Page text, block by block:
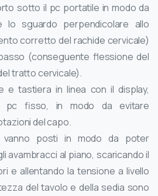
sotto il pc portatile in modo da
lo sguardo perpendicolare allo
corretto del rachide cervicale)
(conseguente flessione del
tratto cervicale).
e tastiera in linea con il display,
pc fisso, in modo da evitare
del capo.
posti in modo da poter
avambracci al piano, scaricando il
e allentando la tensione a livello
del tavolo e della sedia sono